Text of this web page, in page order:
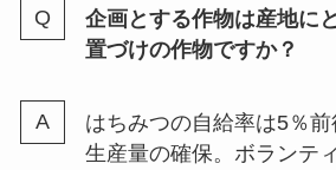
企画とする作物は産地に
置づけの作物ですか？
はちみつの自給率は5％
生産量の確保。ボランテ